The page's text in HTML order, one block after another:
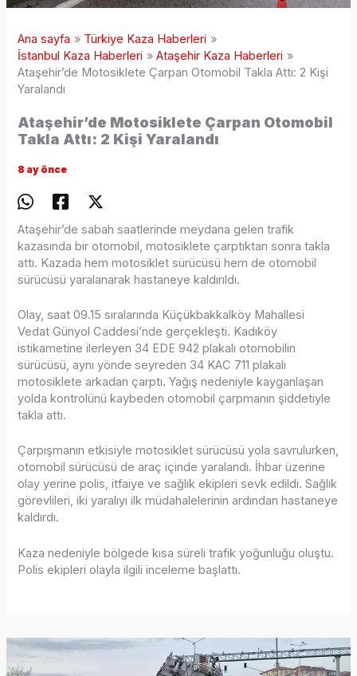
Ana sayfa
Türkiye Kaza Haberleri
İstanbul Kaza Haberleri
Ataşehir Kaza Haberleri
Ataşehir’de Motosiklete Çarpan Otomobil Takla Attı: 2 Kişi
Yaralandı
Ataşehir’de Motosiklete Çarpan Otomobil
Takla Attı: 2 Kişi Yaralandı
8 ay önce
Ataşehir’de sabah saatlerinde meydana gelen trafik
kazasında bir otomobil, motosiklete çarptıktan sonra takla
attı. Kazada hem motosiklet sürücüsü hem de otomobil
sürücüsü yaralanarak hastaneye kaldırıldı.
Olay, saat 09.15 sıralarında Küçükbakkalköy Mahallesi
Vedat Günyol Caddesi’nde gerçekleşti. Kadıköy
istikametine ilerleyen 34 EDE 942 plakalı otomobilin
sürücüsü, aynı yönde seyreden 34 KAC 711 plakalı
motosiklete arkadan çarptı. Yağış nedeniyle kayganlaşan
yolda kontrolünü kaybeden otomobil çarpmanın şiddetiyle
takla attı.
Çarpışmanın etkisiyle motosiklet sürücüsü yola savrulurken,
otomobil sürücüsü de araç içinde yaralandı. İhbar üzerine
olay yerine polis, itfaiye ve sağlık ekipleri sevk edildi. Sağlık
görevlileri, iki yaralıyı ilk müdahalelerinin ardından hastaneye
kaldırdı.
Kaza nedeniyle bölgede kısa süreli trafik yoğunluğu oluştu.
Polis ekipleri olayla ilgili inceleme başlattı.